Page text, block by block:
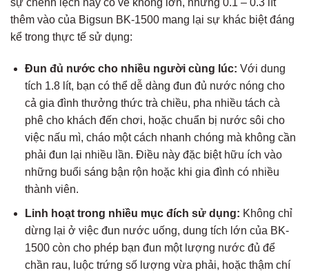
sự chênh lệch này có vẻ không lớn, nhưng 0.1 – 0.3 lít
thêm vào của Bigsun BK-1500 mang lại sự khác biệt đáng
kể trong thực tế sử dụng:
Đun đủ nước cho nhiều người cùng lúc: Với dung
tích 1.8 lít, bạn có thể dễ dàng đun đủ nước nóng cho
cả gia đình thưởng thức trà chiều, pha nhiều tách cà
phê cho khách đến chơi, hoặc chuẩn bị nước sôi cho
việc nấu mì, cháo một cách nhanh chóng mà không cần
phải đun lại nhiều lần. Điều này đặc biệt hữu ích vào
những buổi sáng bận rộn hoặc khi gia đình có nhiều
thành viên.
Linh hoạt trong nhiều mục đích sử dụng: Không chỉ
dừng lại ở việc đun nước uống, dung tích lớn của BK-
1500 còn cho phép bạn đun một lượng nước đủ để
chần rau, luộc trứng số lượng vừa phải, hoặc thậm chí